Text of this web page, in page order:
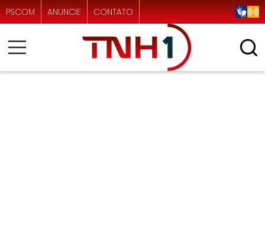
PSCOM ANUNCIE CONTATO